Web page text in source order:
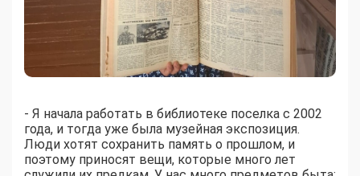
- Я начала работать в библиотеке поселка с 2002
года, и тогда уже была музейная экспозиция.
Люди хотят сохранить память о прошлом, и
поэтому приносят вещи, которые много лет